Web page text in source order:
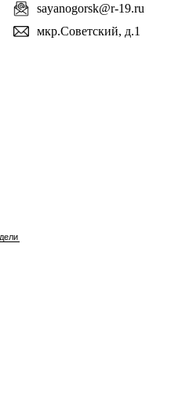
sayanogorsk@r-19.ru
мкр.Советский, д.1